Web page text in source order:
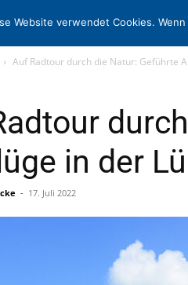
ARCHIV MEDIADATEN
Auf Radtour durch die Natur: Geführte
in der
- 17. Juli 2022
Website verwendet Cookies.